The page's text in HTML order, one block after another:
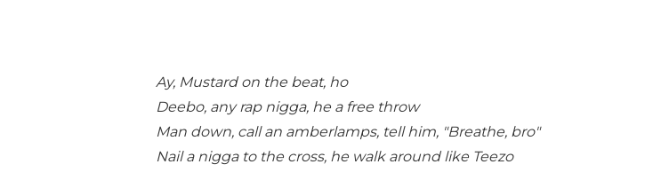
Ay, Mustard on the beat, ho
Deebo, any rap nigga, he a free throw
Man down, call an amberlamps, tell him, "Breathe, bro"
Nail a nigga to the cross, he walk around like Teezo